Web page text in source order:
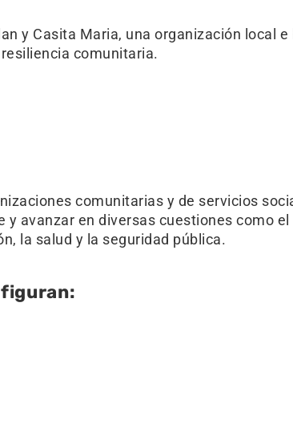
y Casita Maria, una organización local e
comunitaria.
comunitarias y de servicios
avanzar en diversas cuestiones como
la salud y la seguridad pública.
figuran: